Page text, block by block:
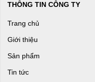
THÔNG TIN CÔNG TY
Trang chủ
Giới thiệu
Sản phẩm
Tin tức